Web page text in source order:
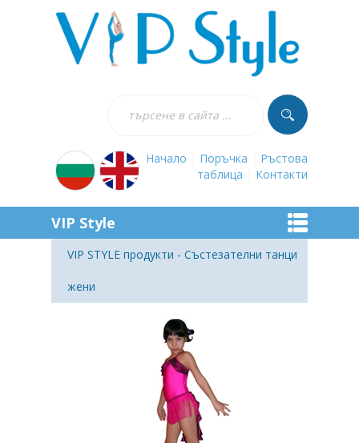
Начало Поръчка
Ръстова
таблица
Контакти
VIP Style
VIP STYLE продукти - Състезателни танци
жени